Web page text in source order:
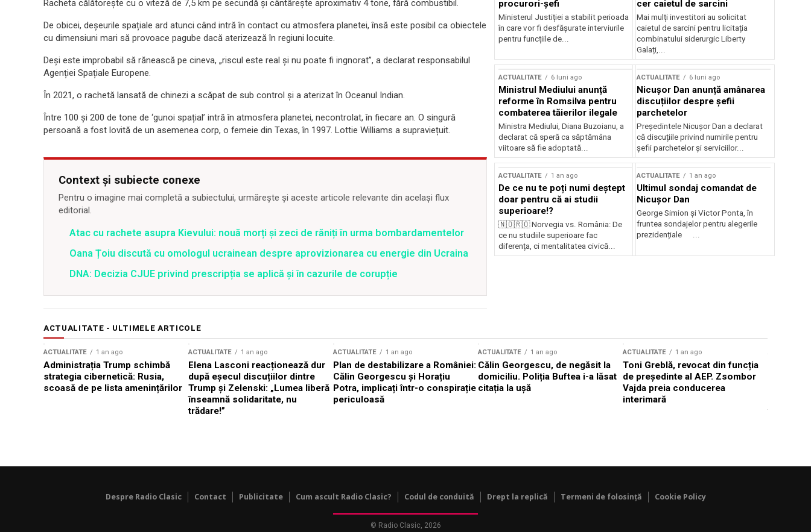
Racheta călătorește cu o viteză de 7,5 km pe secundă și cântârește aproximativ 4 tone, fără combustibil.
De obicei, deșeurile spațiale ard atunci când intră în contact cu atmosfera planetei, însă este posibil ca obiectele
cu dimensiuni mari să provoace pagube dacă aterizează în regiuni locuite.
Deși este improbabil să rănească pe cineva, „riscul este real și nu poate fi ingnorat”, a declarat responsabilul
Agenției Spațiale Europene.
În 2021, o rachetă lansată de chinezi a scăpat de sub control și a aterizat în Oceanul Indian.
Între 100 și 200 de tone de ‘gunoi spațial’ intră în atmosfera planetei, necontrolat, în fiecare an. O singură
persoană a fost lovită de un asemenea corp, o femeie din Texas, în 1997. Lottie Williams a supraviețuit.
Context și subiecte conexe
Pentru o imagine mai completă a subiectului, urmărește și aceste articole relevante din același flux
editorial.
Atac cu rachete asupra Kievului: nouă morți și zeci de răniți în urma bombardamentelor
Oana Țoiu discută cu omologul ucrainean despre aprovizionarea cu energie din Ucraina
DNA: Decizia CJUE privind prescripția se aplică și în cazurile de corupție
procurori-șefi
Ministerul Justiției a stabilit perioada
în care vor fi desfășurate interviurile
pentru funcțiile de...
cer caietul de sarcini
Mai mulți investitori au solicitat
caietul de sarcini pentru licitația
combinatului siderurgic Liberty
Galați,...
ACTUALITATE 6 luni ago
Ministrul Mediului anunță
reforme în Romsilva pentru
combaterea tăierilor ilegale
Ministra Mediului, Diana Buzoianu, a
declarat că speră ca săptămâna
viitoare să fie adoptată...
ACTUALITATE 6 luni ago
Nicușor Dan anunță amânarea
discuțiilor despre șefii
parchetelor
Președintele Nicușor Dan a declarat
că discuțiile privind numirile pentru
șefii parchetelor și serviciilor...
ACTUALITATE 1 an ago
De ce nu te poți numi deștept
doar pentru că ai studii
superioare!?
🇳🇴🇷🇴 Norvegia vs. România: De
ce nu studiile superioare fac
diferența, ci mentalitatea civică...
ACTUALITATE 1 an ago
Ultimul sondaj comandat de
Nicușor Dan
George Simion și Victor Ponta, în
fruntea sondajelor pentru alegerile
prezidențiale ...
ACTUALITATE - ULTIMELE ARTICOLE
ACTUALITATE 1 an ago
Administrația Trump schimbă
strategia cibernetică: Rusia,
scoasă de pe lista amenințărilor
ACTUALITATE 1 an ago
Elena Lasconi reacționează dur
după eșecul discuțiilor dintre
Trump și Zelenski: „Lumea liberă
înseamnă solidaritate, nu
trădare!”
ACTUALITATE 1 an ago
Plan de destabilizare a României:
Călin Georgescu și Horațiu
Potra, implicați într-o conspirație
periculoasă
ACTUALITATE 1 an ago
Călin Georgescu, de negăsit la
domiciliu. Poliția Buftea i-a lăsat
citația la ușă
ACTUALITATE 1 an ago
Toni Greblă, revocat din funcția
de președinte al AEP. Zsombor
Vajda preia conducerea
interimară
Despre Radio Clasic Contact Publicitate Cum ascult Radio Clasic? Codul de conduită Drept la replică Termeni de folosință Cookie Policy
© Radio Clasic, 2026